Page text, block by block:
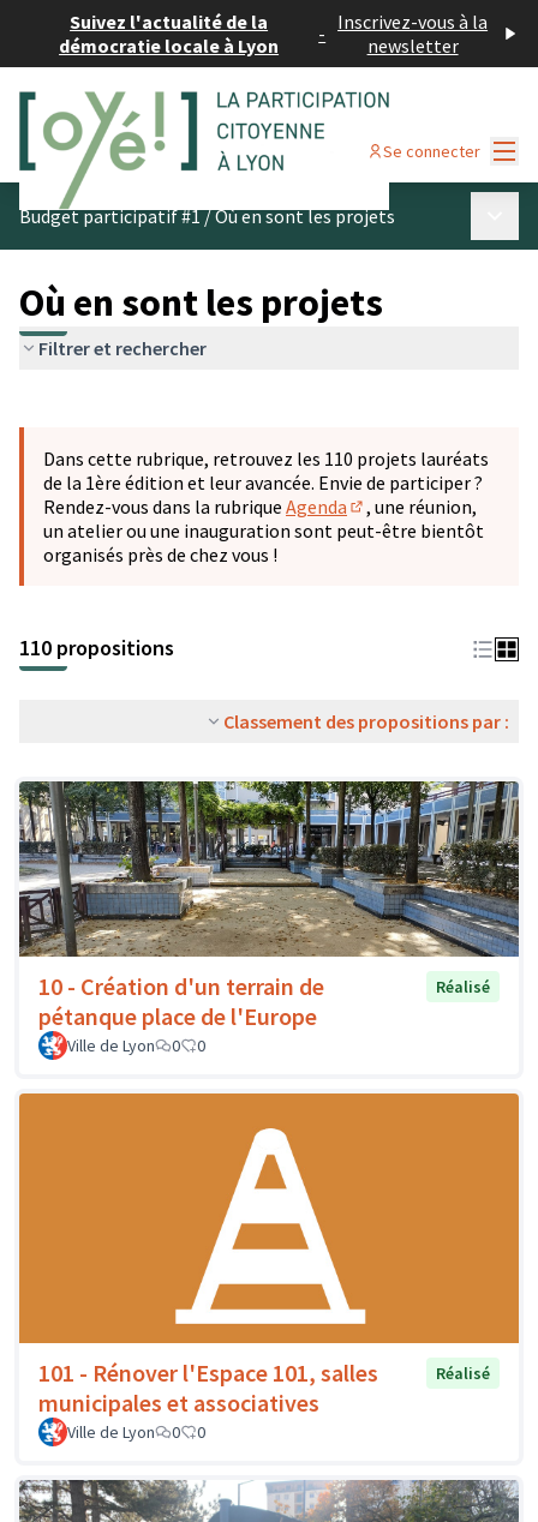
Suivez l'actualité de la
démocratie locale à Lyon
- Inscrivez-vous à la
newsletter
Se connecter
Budget participatif #1/Où en sont les projets
Où en sont les projets
Filtrer et rechercher
−
Dans cette rubrique, retrouvez les 110 projets lauréats
de la 1ère édition et leur avancée. Envie de participer ?
Rendez-vous dans la rubrique Agenda
(S'ouvre dans un
, une réunion,
un atelier ou une inauguration sont peut-être bientôt
organisés près de chez vous !
110 propositions
Classement des propositions par :
10 - Création d'un terrain de
pétanque place de l'Europe
Réalisé
Ville de Lyon 0 0
101 - Rénover l'Espace 101, salles
municipales et associatives
Réalisé
Ville de Lyon 0 0